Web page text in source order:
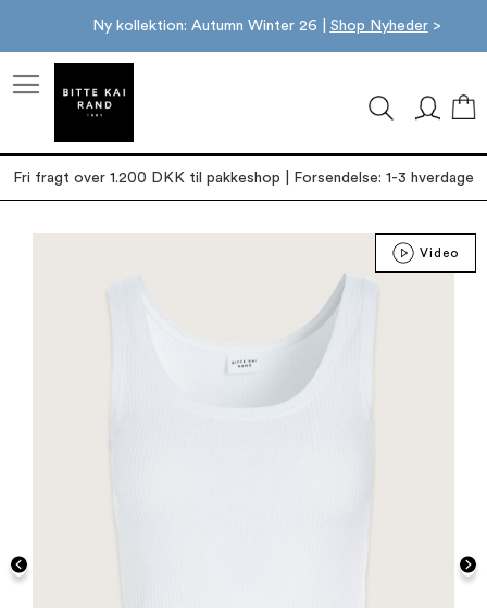
Ny kollektion: Autumn Winter 26 | Shop Nyheder>
Fri fragt over 1.200 DKK til pakkeshop | Forsendelse: 1-3 hverdage
Video